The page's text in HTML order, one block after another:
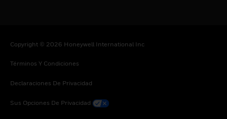
Copyright © 2026 Honeywell International Inc
Términos Y Condiciones
Declaraciones De Privacidad
Sus Opciones De Privacidad